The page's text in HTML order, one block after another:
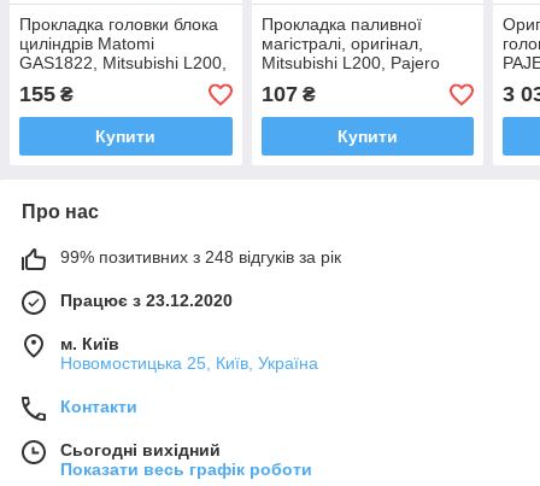
Прокладка головки блока
циліндрів Matomi
GAS1822, Mitsubishi L200,
Pajero Sport 2005- OEM
1005A206, 1005A205
155 ₴
Купити
Прокладка паливної
магістралі, оригінал,
Mitsubishi L200, Pajero
Sport 2005-2015 OEM
MN187847
107₴
Купити
3
Про нас
99% позитивних з 248 відгуків за рік
Працює з 23.12.2020
м. Київ
Новомостицька 25, Київ, Україна
Контакти
Сьогодні вихідний
Показати весь графік роботи